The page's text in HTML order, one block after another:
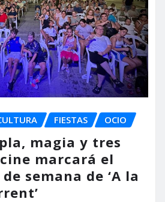
FIESTAS OCIO
magia y tres
marcará el
semana de ‘A la